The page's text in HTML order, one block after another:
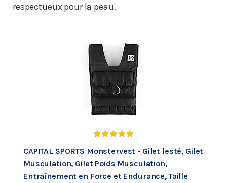
respectueux pour la peau.
CAPITAL SPORTS Monstervest - Gilet lesté, Gilet
Musculation, Gilet Poids Musculation,
Entraînement en Force et Endurance, Taille